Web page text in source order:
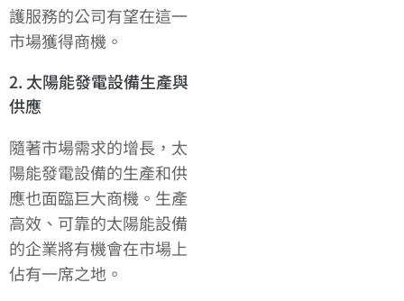
護服務的公司有望在這一
市場獲得商機。
2. 太陽能發電設備生產與
供應
隨著市場需求的增長，太
陽能發電設備的生產和供
應也面臨巨大商機。生產
高效、可靠的太陽能設備
的企業將有機會在市場上
佔有一席之地。